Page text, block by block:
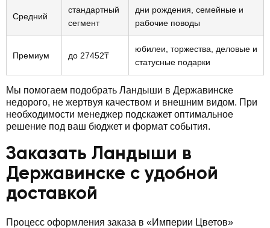
Средний
стандартный
сегмент
дни рождения, семейные и
рабочие поводы
Премиум до 27452₸
юбилеи, торжества, деловые и
статусные подарки
Мы помогаем подобрать Ландыши в Державинске
недорого, не жертвуя качеством и внешним видом. При
необходимости менеджер подскажет оптимальное
решение под ваш бюджет и формат события.
Заказать Ландыши в
Державинске с удобной
доставкой
Процесс оформления заказа в «Империи Цветов»